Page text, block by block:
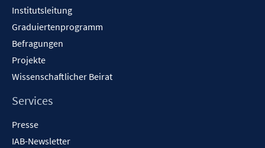
Institutsleitung
Graduiertenprogramm
Befragungen
Projekte
Wissenschaftlicher Beirat
Services
Presse
IAB-Newsletter